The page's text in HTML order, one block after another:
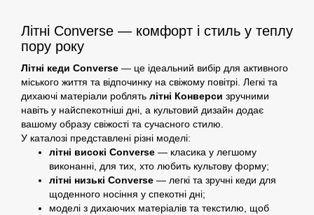
Літні Converse — комфорт і стиль у теплу
пору року
Літні кеди Converse — це ідеальний вибір для активного
міського життя та відпочинку на свіжому повітрі. Легкі та
дихаючі матеріали роблять літні Конверси зручними
навіть у найспекотніші дні, а культовий дизайн додає
вашому образу свіжості та сучасного стилю.
У каталозі представлені різні моделі:
літні високі Converse — класика у легшому
виконанні, для тих, хто любить культову форму;
літні низькі Converse — легкі та зручні кеди для
щоденного носіння у спекотні дні;
моделі з дихаючих матеріалів та текстилю, щоб